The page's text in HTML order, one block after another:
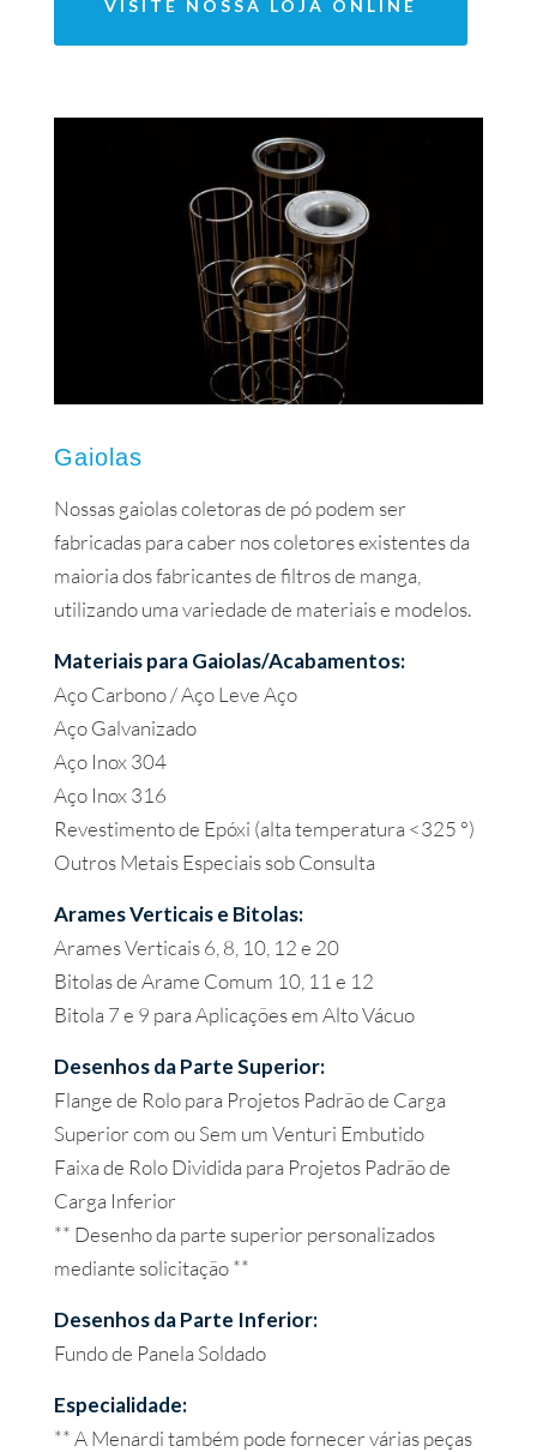
VISITE NOSSA LOJA ONLINE
Gaiolas
Nossas gaiolas coletoras de pó podem ser
fabricadas para caber nos coletores existentes da
maioria dos fabricantes de filtros de manga,
utilizando uma variedade de materiais e modelos.
Materiais para Gaiolas/Acabamentos:
Aço Carbono / Aço Leve Aço
Aço Galvanizado
Aço Inox 304
Aço Inox 316
Revestimento de Epóxi (alta temperatura <325 °)
Outros Metais Especiais sob Consulta
Arames Verticais e Bitolas:
Arames Verticais 6, 8, 10, 12 e 20
Bitolas de Arame Comum 10, 11 e 12
Bitola 7 e 9 para Aplicações em Alto Vácuo
Desenhos da Parte Superior:
Flange de Rolo para Projetos Padrão de Carga
Superior com ou Sem um Venturi Embutido
Faixa de Rolo Dividida para Projetos Padrão de
Carga Inferior
** Desenho da parte superior personalizados
mediante solicitação **
Desenhos da Parte Inferior:
Fundo de Panela Soldado
Especialidade:
** A Menardi também pode fornecer várias peças